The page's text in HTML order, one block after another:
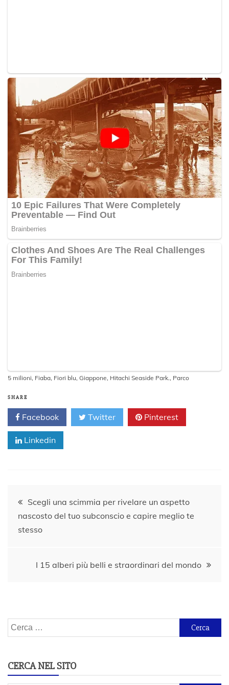
5 milioni, Fiaba, Fiori blu, Giappone, Hitachi Seaside Park., Parco
SHARE
Facebook Twitter Pinterest
Linkedin
Navigazione
articoli
Scegli una scimmia per rivelare un aspetto
nascosto del tuo subconscio e capire meglio te
stesso
I 15 alberi più belli e straordinari del mondo
Ricerca
per:
CERCA NEL SITO